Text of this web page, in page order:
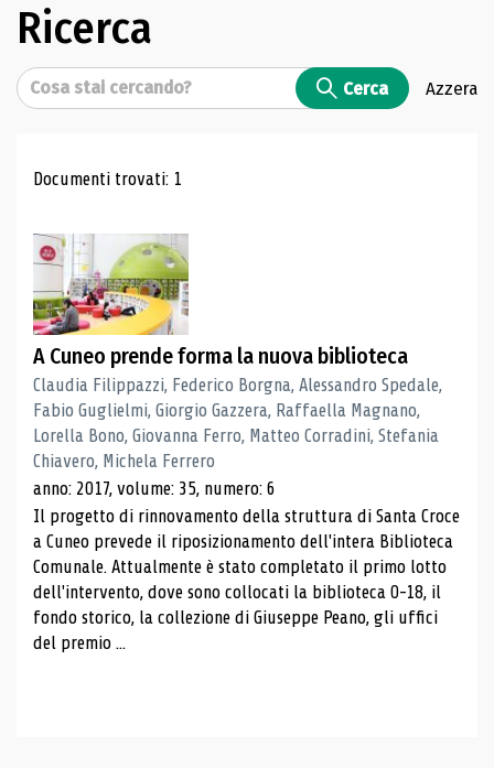
Ricerca
Cerca Cerca Azzera
Risultati di ricerca
Documenti trovati: 1
A Cuneo prende forma la nuova biblioteca
Claudia Filippazzi, Federico Borgna, Alessandro Spedale,
Fabio Guglielmi, Giorgio Gazzera, Raffaella Magnano,
Lorella Bono, Giovanna Ferro, Matteo Corradini, Stefania
Chiavero, Michela Ferrero
anno: 2017, volume: 35, numero: 6
Il progetto di rinnovamento della struttura di Santa Croce
a Cuneo prevede il riposizionamento dell'intera Biblioteca
Comunale. Attualmente è stato completato il primo lotto
dell'intervento, dove sono collocati la biblioteca 0-18, il
fondo storico, la collezione di Giuseppe Peano, gli uffici
del premio ...